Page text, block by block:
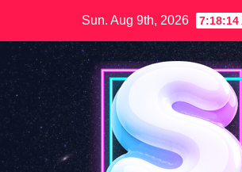
content
Sun. Aug 9th, 2026 7:18:16